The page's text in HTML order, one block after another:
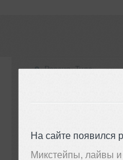
На сайте появился
Микстейпы, лайвы и
Россия, Тула